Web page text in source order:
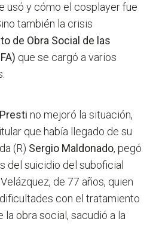
usó y cómo el cosplayer fue
también la crisis
de Obra Social de las
que se cargó a varios
no mejoró la situación,
que había llegado de su
(R) Sergio Maldonado, pegó
del suicidio del suboficial
de 77 años, quien
con el tratamiento
la obra social, sacudió a la